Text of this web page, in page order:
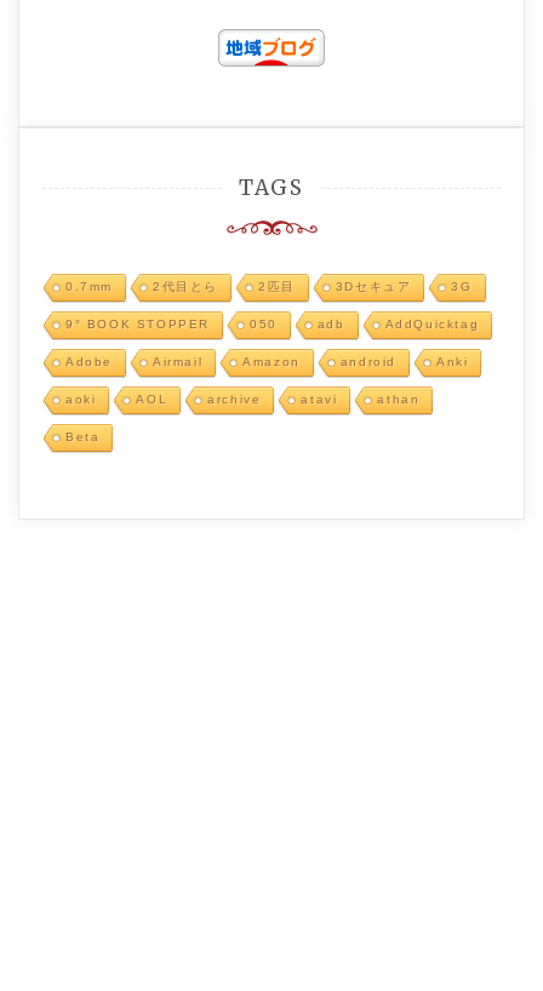
TAGS
0.7mm 2代目とら 2匹目 3Dセキュア 3G
9° BOOK STOPPER 050 adb AddQuicktag
Adobe Airmail Amazon android Anki
aoki AOL archive atavi athan
Beta